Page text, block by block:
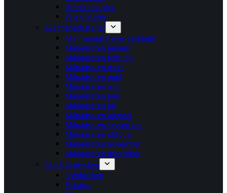
Gröna kristaller
Vita kristaller
Alla månadsstenar
Alla månadsstenar samlade
Månadssten januari
Månadssten februari
Månadssten mars
Månadssten april
Månadssten maj
Månadssten juni
Månadssten juli
Månadssten augusti
Månadssten september
Månadssten oktober
Månadssten november
Månadssten december
Alla Stjärntecken
Stenbocken
Fiskarna